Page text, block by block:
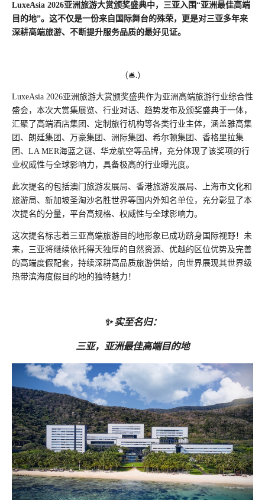
LuxeAsia 2026亚洲旅游大赏颁奖盛典中，三亚入围“亚洲最佳高端
目的地”。这不仅是一份来自国际舞台的殊荣，更是对三亚多年来
深耕高端旅游、不断提升服务品质的最好见证。
（🛎️.）
LuxeAsia 2026亚洲旅游大赏颁奖盛典作为亚洲高端旅游行业综合性
盛会，本次大赏集展览、行业对话、趋势发布及颁奖盛典于一体，
汇聚了高端酒店集团、定制旅行机构等各类行业主体，涵盖雅高集
团、朗廷集团、万豪集团、洲际集团、希尔顿集团、香格里拉集
团、LA MER海蓝之谜、华龙航空等品牌，充分体现了该奖项的行
业权威性与全球影响力，具备极高的行业曝光度。
此次提名的包括澳门旅游发展局、香港旅游发展局、上海市文化和
旅游局、新加坡圣淘沙名胜世界等国内外知名单位，充分彰显了本
次提名的分量，平台高规格、权威性与全球影响力。
这次提名标志着三亚高端旅游目的地形象已成功跻身国际视野！未
来，三亚将继续依托得天独厚的自然资源、优越的区位优势及完善
的高端度假配套，持续深耕高品质旅游供给，向世界展现其世界级
热带滨海度假目的地的独特魅力！
✨ 实至名归：
三亚，亚洲最佳高端目的地